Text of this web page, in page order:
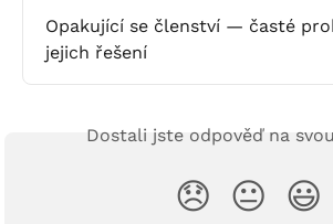
Opakující se členství — časté
jejich řešení
Dostali jste odpověď na
😞 😐 😃